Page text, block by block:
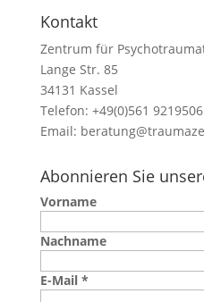
Kontakt
Zentrum für
Lange Str. 85
34131 Kassel
Telefon: +49(0)561 9219506
Email:
Abonnieren Sie
Vorname
Nachname
E-Mail *